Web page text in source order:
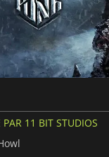
11 BIT STUDIOS